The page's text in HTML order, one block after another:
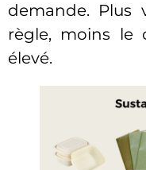
demande. Plus
règle, moins le
élevé.